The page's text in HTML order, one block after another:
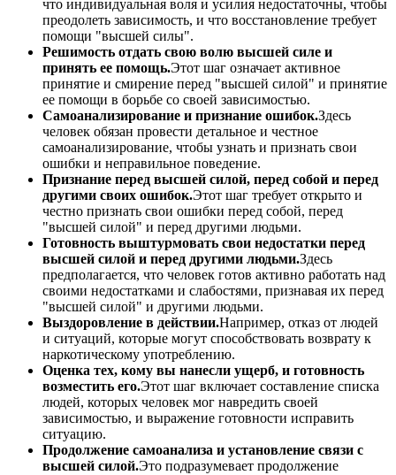
что индивидуальная воля и усилия недостаточны, чтобы
преодолеть зависимость, и что восстановление требует
помощи "высшей силы".
Решимость отдать свою волю высшей силе и
принять ее помощь.Этот шаг означает активное
принятие и смирение перед "высшей силой" и принятие
ее помощи в борьбе со своей зависимостью.
Самоанализирование и признание ошибок.Здесь
человек обязан провести детальное и честное
самоанализирование, чтобы узнать и признать свои
ошибки и неправильное поведение.
Признание перед высшей силой, перед собой и перед
другими своих ошибок.Этот шаг требует открыто и
честно признать свои ошибки перед собой, перед
"высшей силой" и перед другими людьми.
Готовность выштурмовать свои недостатки перед
высшей силой и перед другими людьми.Здесь
предполагается, что человек готов активно работать над
своими недостатками и слабостями, признавая их перед
"высшей силой" и другими людьми.
Выздоровление в действии.Например, отказ от людей
и ситуаций, которые могут способствовать возврату к
наркотическому употреблению.
Оценка тех, кому вы нанесли ущерб, и готовность
возместить его.Этот шаг включает составление списка
людей, которых человек мог навредить своей
зависимостью, и выражение готовности исправить
ситуацию.
Продолжение самоанализа и установление связи с
высшей силой.Это подразумевает продолжение